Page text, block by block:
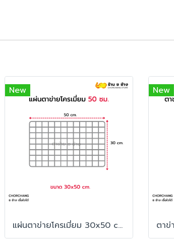
New
แผ่นตาข่ายโครเมี่ยม 30x50 cm.
New